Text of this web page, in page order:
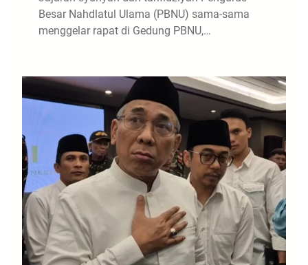
Besar Nahdlatul Ulama (PBNU) sama-sama
menggelar rapat di Gedung PBNU,…